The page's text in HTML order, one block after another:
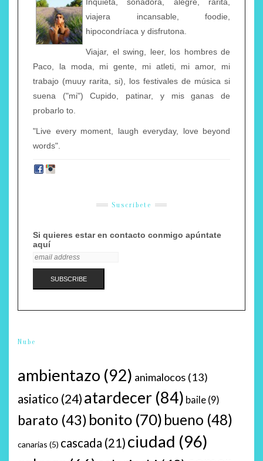
viajera incansable, foodie,
hipocondríaca y disfrutona.
Viajar, el swing, leer, los hombres de
Paco, la moda, mi gente, mi atleti, mi amor, mi
trabajo (muuy rarita, si), los festivales de música si
suena ("mi") Cupido, patinar, y mis ganas de
probarlo to.
"Live every moment, laugh everyday, love beyond
words".
Suscríbete
Si quieres estar en contacto conmigo apúntate
aquí
Nube
ambientazo (92) animalocos (13)
asiatico (24) atardecer (84) baile (9)
barato (43) bonito (70) bueno (48)
canarias (5) cascada (21) ciudad (96)